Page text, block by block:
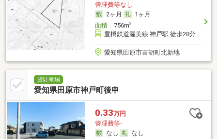
管理費等なし
2ヶ月
1ヶ月
面積756m2
豊橋鉄道渥美線 神戸駅 徒歩28分
愛知県田原市吉胡町北新地
貸駐車場
愛知県田原市神戸町後申
0.33万円
管理費等-
なし
なし